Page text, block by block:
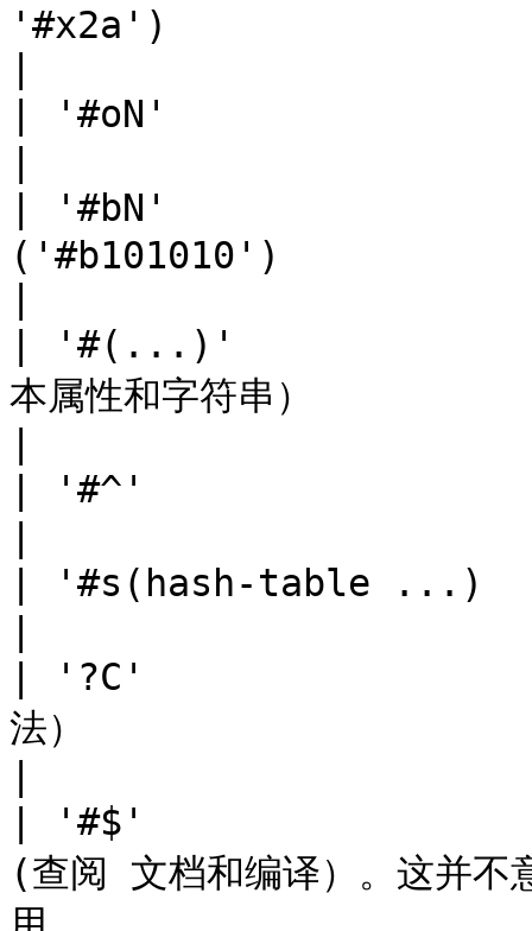
'#x2a')
| '#oN'
| '#bN'
('#b101010')
| '#(...)'                 |
本属性和字符串）
| '#^'                     |
| '#s(hash-table ...)
| '?C'                     |
法）
| '#$'                     |
(查阅 文档和编译）。这并